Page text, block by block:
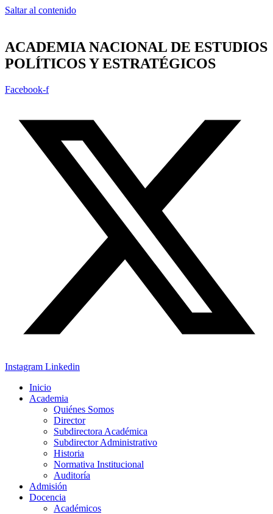
Saltar al contenido
ACADEMIA NACIONAL DE ESTUDIOS
POLÍTICOS Y ESTRATÉGICOS
Facebook-f
Instagram Linkedin
Inicio
Academia
Quiénes Somos
Director
Subdirectora Académica
Subdirector Administrativo
Historia
Normativa Institucional
Auditoría
Admisión
Docencia
Académicos